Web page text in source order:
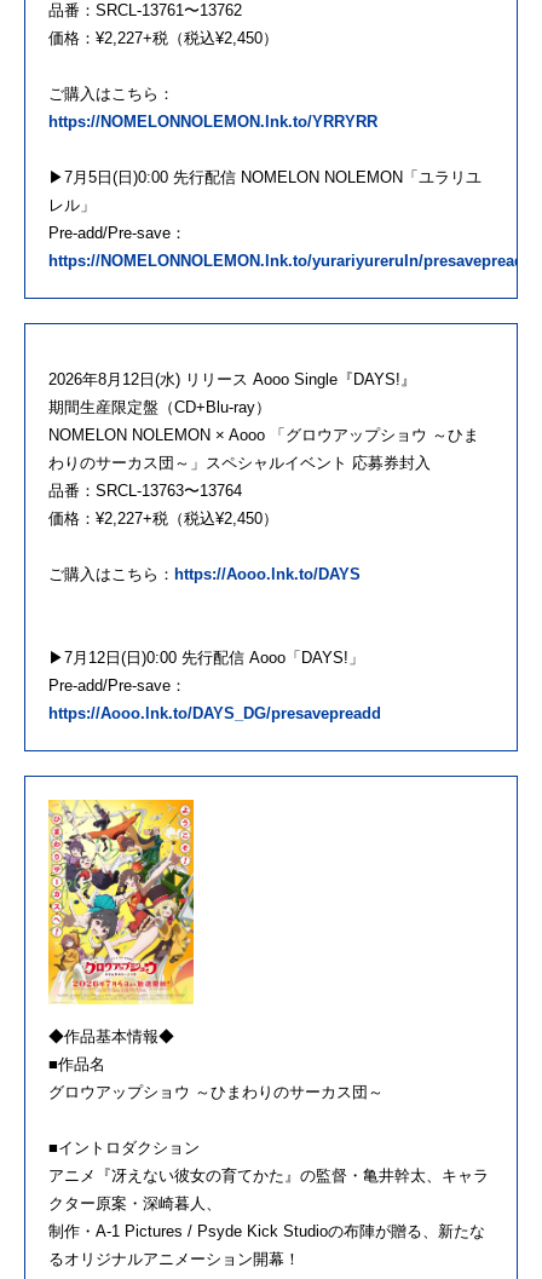
品番：SRCL-13761〜13762
価格：¥2,227+税（税込¥2,450）
ご購入はこちら：
https://NOMELONNOLEMON.lnk.to/YRRYRR
▶7月5日(日)0:00 先行配信 NOMELON NOLEMON「ユラリユ
レル」
Pre-add/Pre-save：
https://NOMELONNOLEMON.lnk.to/yurariyureruIn/presavepreadd
2026年8月12日(水) リリース Aooo Single『DAYS!』
期間生産限定盤（CD+Blu-ray）
NOMELON NOLEMON × Aooo 「グロウアップショウ ～ひま
わりのサーカス団～」スペシャルイベント 応募券封入
品番：SRCL-13763〜13764
価格：¥2,227+税（税込¥2,450）
ご購入はこちら： https://Aooo.lnk.to/DAYS
▶7月12日(日)0:00 先行配信 Aooo「DAYS!」
Pre-add/Pre-save：
https://Aooo.lnk.to/DAYS_DG/presavepreadd
◆作品基本情報◆
■作品名
グロウアップショウ ～ひまわりのサーカス団～
■イントロダクション
アニメ『冴えない彼女の育てかた』の監督・亀井幹太、キャラ
クター原案・深崎暮人、
制作・A-1 Pictures / Psyde Kick Studioの布陣が贈る、新たな
るオリジナルアニメーション開幕！